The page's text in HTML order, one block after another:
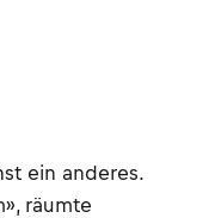
ein anderes.
räumte